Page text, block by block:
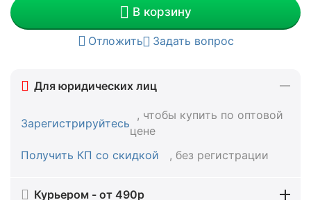
В корзину
Отложить Задать вопрос
Для юридических лиц
Зарегистрируйтесь
, чтобы купить по оптовой
цене
Получить КП со скидкой
, без регистрации
Курьером - от 490р